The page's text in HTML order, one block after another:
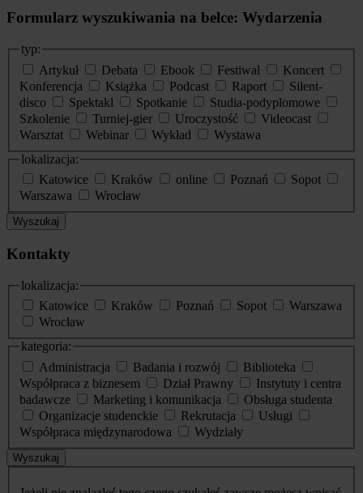
Formularz wyszukiwania na belce: Wydarzenia
typ:
Artykuł
Debata Ebook Festiwal
Koncert
Konferencja
Książka Podcast Raport
Silent-
disco
Spektakl Spotkanie
Studia-podyplomowe
Szkolenie
Turniej-gier Uroczystość
Videocast
Warsztat
Webinar Wykład
Wystawa
lokalizacja:
Katowice
Kraków online Poznań
Sopot
Warszawa
Wrocław
Wyszukaj
Kontakty
lokalizacja:
Katowice
Kraków Poznań Sopot
Warszawa
Wrocław
kategoria:
Administracja
Badania i rozwój
Biblioteka
Współpraca z biznesem
Dział Prawny
Instytuty i centra
badawcze
Marketing i komunikacja
Obsługa studenta
Organizacje studenckie
Rekrutacja
Usługi
Współpraca międzynarodowa
Wydziały
Wyszukaj